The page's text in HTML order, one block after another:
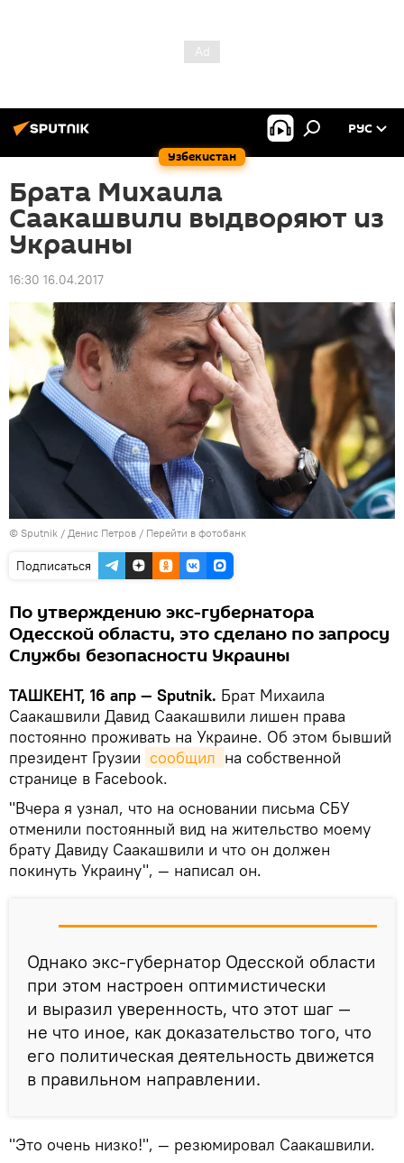
Узбекистан
РУС
Брата Михаила
Саакашвили выдворяют из
Украины
16:30 16.04.2017
© Sputnik / Денис Петров / Перейти в фотобанк
Подписаться
По утверждению экс-губернатора
Одесской области, это сделано по запросу
Службы безопасности Украины
ТАШКЕНТ, 16 апр — Sputnik. Брат Михаила
Саакашвили Давид Саакашвили лишен права
постоянно проживать на Украине. Об этом бывший
президент Грузии сообщил на собственной
странице в Facebook.
"Вчера я узнал, что на основании письма СБУ
отменили постоянный вид на жительство моему
брату Давиду Саакашвили и что он должен
покинуть Украину", — написал он.
Однако экс-губернатор Одесской области
при этом настроен оптимистически
и выразил уверенность, что этот шаг —
не что иное, как доказательство того, что
его политическая деятельность движется
в правильном направлении.
"Это очень низко!", — резюмировал Саакашвили.